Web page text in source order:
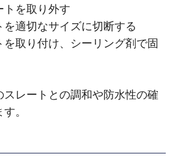
を取り外す
適切なサイズに切断する
取り付け、シーリング剤で固
スレートとの調和や防水性の確
。